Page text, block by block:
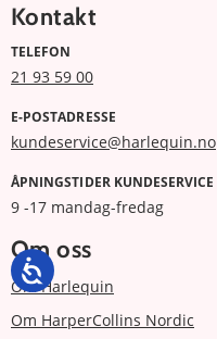
Kontakt
TELEFON
21 93 59 00
E-POSTADRESSE
kundeservice@harlequin.no
ÅPNINGSTIDER KUNDESERVICE
9 -17 mandag-fredag
Om oss
Om Harlequin
Om HarperCollins Nordic